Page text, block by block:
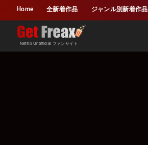
Home 全新着作品 ジャンル別新着作品
Netflix Unofficial ファンサイト